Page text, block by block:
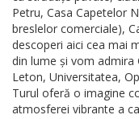
Petru, Casa Capetelor
breslelor comerciale),
descoperi aici cea mai
din lume și vom admira
Leton, Universitatea,
Turul oferă o imagine
atmosferei vibrante a